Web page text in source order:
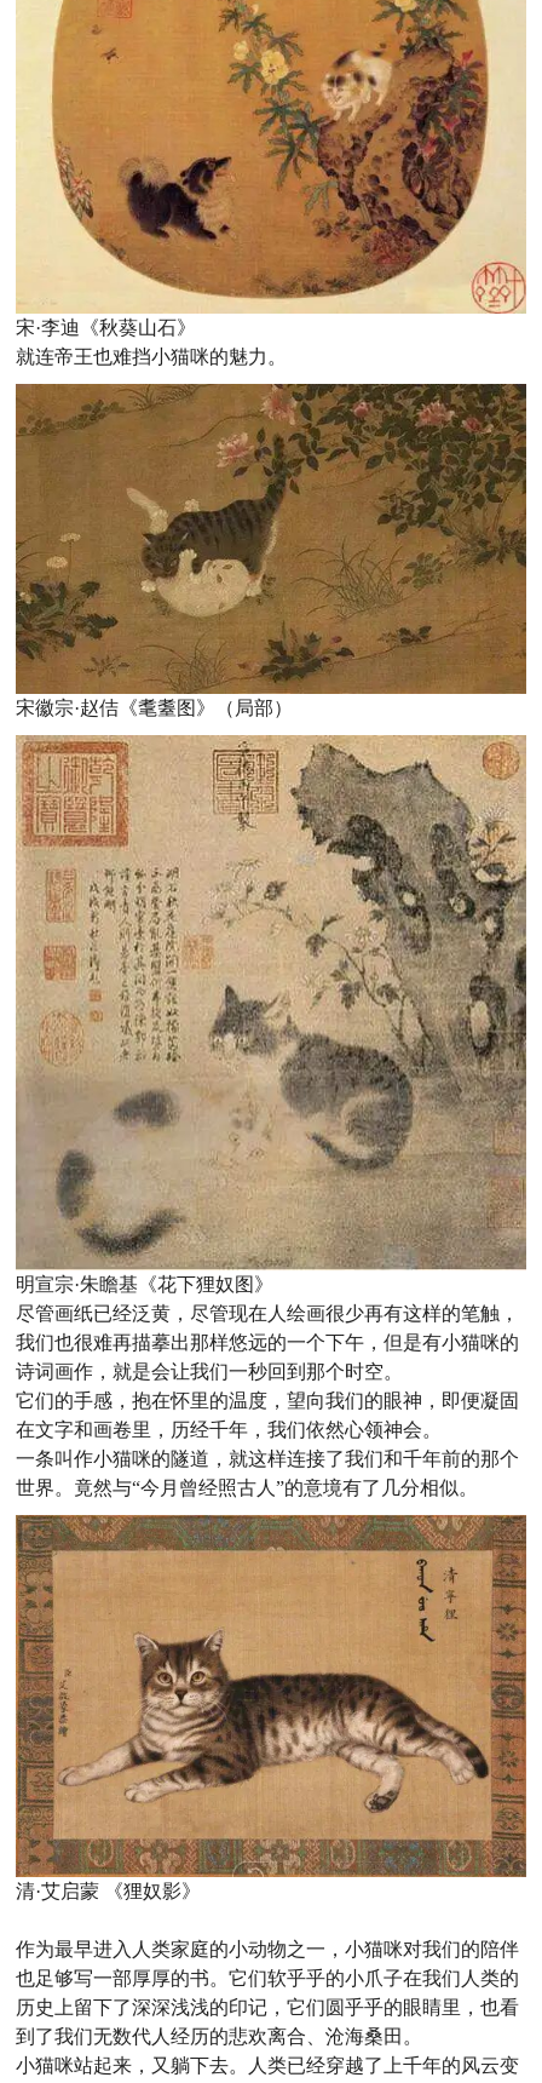
宋·李迪《秋葵山石》
就连帝王也难挡小猫咪的魅力。
宋徽宗·赵佶《耄耋图》（局部）
明宣宗·朱瞻基《花下狸奴图》
尽管画纸已经泛黄，尽管现在人绘画很少再有这样的笔触，
我们也很难再描摹出那样悠远的一个下午，但是有小猫咪的
诗词画作，就是会让我们一秒回到那个时空。
它们的手感，抱在怀里的温度，望向我们的眼神，即便凝固
在文字和画卷里，历经千年，我们依然心领神会。
一条叫作小猫咪的隧道，就这样连接了我们和千年前的那个
世界。竟然与“今月曾经照古人”的意境有了几分相似。
清·艾启蒙 《狸奴影》
作为最早进入人类家庭的小动物之一，小猫咪对我们的陪伴
也足够写一部厚厚的书。它们软乎乎的小爪子在我们人类的
历史上留下了深深浅浅的印记，它们圆乎乎的眼睛里，也看
到了我们无数代人经历的悲欢离合、沧海桑田。
小猫咪站起来，又躺下去。人类已经穿越了上千年的风云变